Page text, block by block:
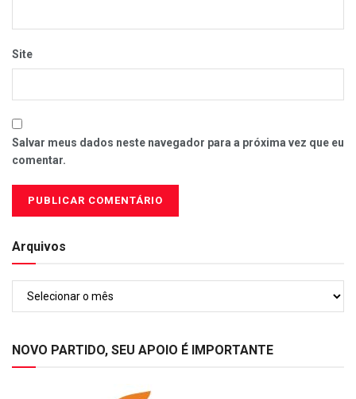
Site
Salvar meus dados neste navegador para a próxima vez que eu
comentar.
Arquivos
NOVO PARTIDO, SEU APOIO É IMPORTANTE